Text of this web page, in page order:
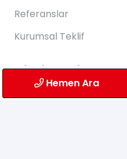
Referanslar
Kurumsal Teklif
Bilgilendirme
Hemen Ara